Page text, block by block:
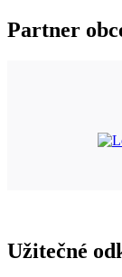
Partner
Užitečné